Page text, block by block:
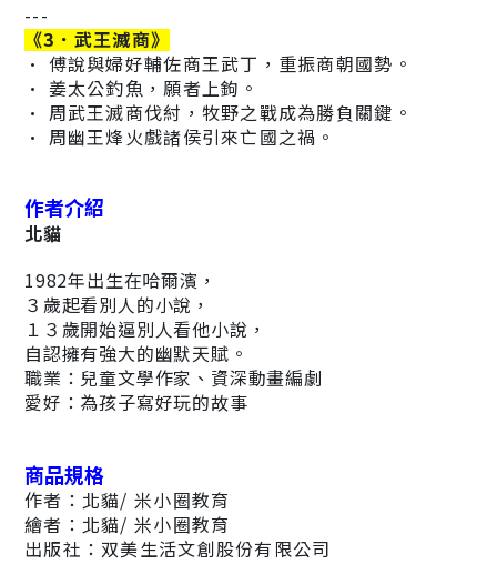
---
《3．武王滅商》
· 傅說與婦好輔佐商王武丁，重振商朝國勢。
· 姜太公釣魚，願者上鉤。
· 周武王滅商伐紂，牧野之戰成為勝負關鍵。
· 周幽王烽火戲諸侯引來亡國之禍。
作者介紹
北貓
1982年出生在哈爾濱，
３歲起看別人的小說，
１３歲開始逼別人看他小說，
自認擁有強大的幽默天賦。
職業：兒童文學作家、資深動畫編劇
愛好：為孩子寫好玩的故事
商品規格
作者：北貓/ 米小圈教育
繪者：北貓/ 米小圈教育
出版社：双美生活文創股份有限公司